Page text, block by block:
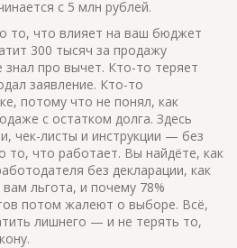
с 5 млн рублей.
то, что влияет на ваш бюджет
300 тысяч за продажу
про вычет. Кто-то теряет
заявление. Кто-то
потому что не понял, как
с остатком долга. Здесь
чек-листы и инструкции — без
то, что работает. Вы найдёте, как
без декларации, как
льгота, и почему 78%
потом жалеют о выборе. Всё,
лишнего — и не терять то,